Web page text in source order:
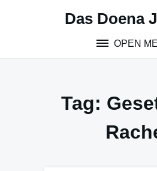
Das Doena
OPEN
Tag: